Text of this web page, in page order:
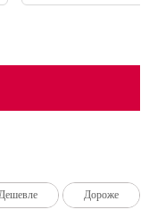
Дороже
Дороже
Дороже